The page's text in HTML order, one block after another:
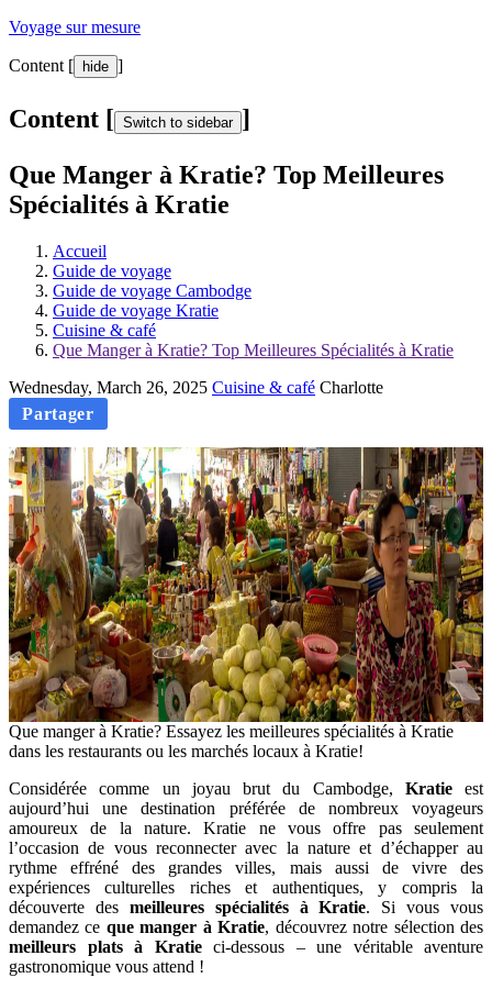
Voyage sur mesure
Content [ hide ]
Content [ Switch to sidebar ]
Que Manger à Kratie? Top Meilleures
Spécialités à Kratie
Accueil
Guide de voyage
Guide de voyage Cambodge
Guide de voyage Kratie
Cuisine & café
Que Manger à Kratie? Top Meilleures Spécialités à Kratie
Wednesday, March 26, 2025 Cuisine & café Charlotte
Partager
Que manger à Kratie? Essayez les meilleures spécialités à Kratie
dans les restaurants ou les marchés locaux à Kratie!
Considérée comme un joyau brut du Cambodge, Kratieest
aujourd’hui une destination préférée de nombreux voyageurs
amoureux de la nature. Kratie ne vous offre pas seulement
l’occasion de vous reconnecter avec la nature et d’échapper au
rythme effréné des grandes villes, mais aussi de vivre des
expériences culturelles riches et authentiques, y compris la
découverte des meilleures spécialités à Kratie. Si vous vous
demandez ce que manger à Kratie, découvrez notre sélection des
meilleurs plats à Kratieci-dessous – une véritable aventure
gastronomique vous attend !